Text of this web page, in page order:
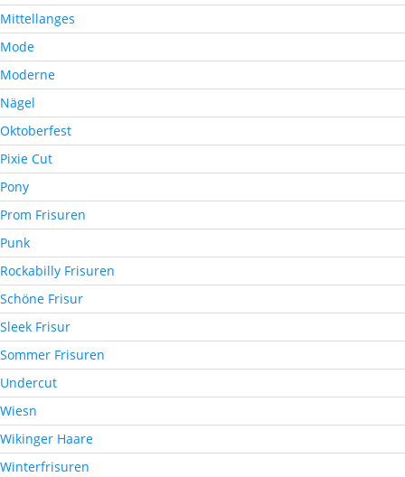
Mittellanges
Mode
Moderne
Nägel
Oktoberfest
Pixie Cut
Pony
Prom Frisuren
Punk
Rockabilly Frisuren
Schöne Frisur
Sleek Frisur
Sommer Frisuren
Undercut
Wiesn
Wikinger Haare
Winterfrisuren